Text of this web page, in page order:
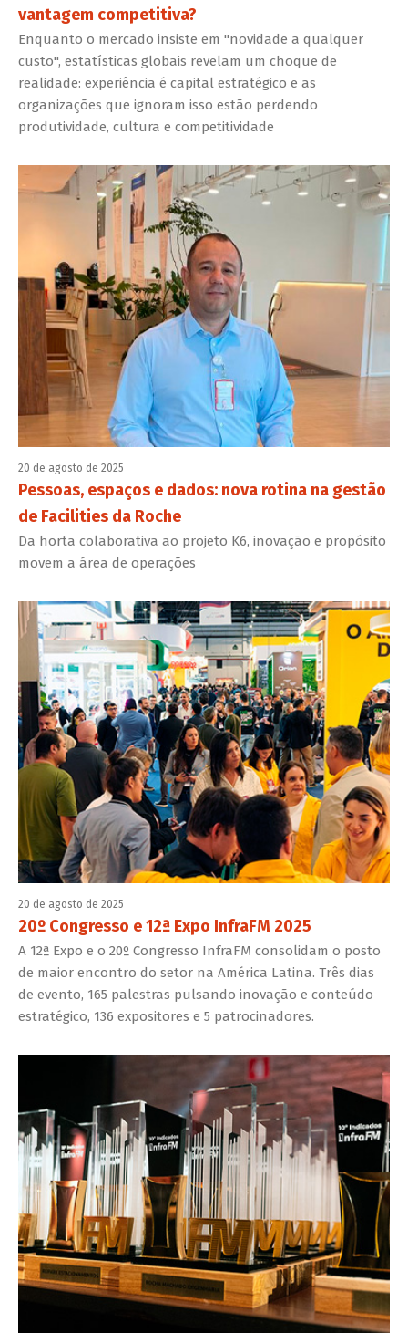
vantagem competitiva?
Enquanto o mercado insiste em "novidade a qualquer
custo", estatísticas globais revelam um choque de
realidade: experiência é capital estratégico e as
organizações que ignoram isso estão perdendo
produtividade, cultura e competitividade
20 de agosto de 2025
Pessoas, espaços e dados: nova rotina na gestão
de Facilities da Roche
Da horta colaborativa ao projeto K6, inovação e propósito
movem a área de operações
20 de agosto de 2025
20º Congresso e 12ª Expo InfraFM 2025
A 12ª Expo e o 20º Congresso InfraFM consolidam o posto
de maior encontro do setor na América Latina. Três dias
de evento, 165 palestras pulsando inovação e conteúdo
estratégico, 136 expositores e 5 patrocinadores.